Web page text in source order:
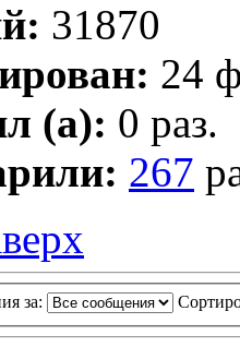
31870
24
(а): 0 раз.
267
за: